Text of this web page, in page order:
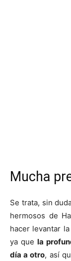
Mucha
Se trata, sin
hermosos de
hacer levantar
ya que la
día a otro, así